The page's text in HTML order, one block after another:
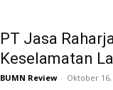
PT Jasa
Keselamatan
BUMN Review - Oktober 16,